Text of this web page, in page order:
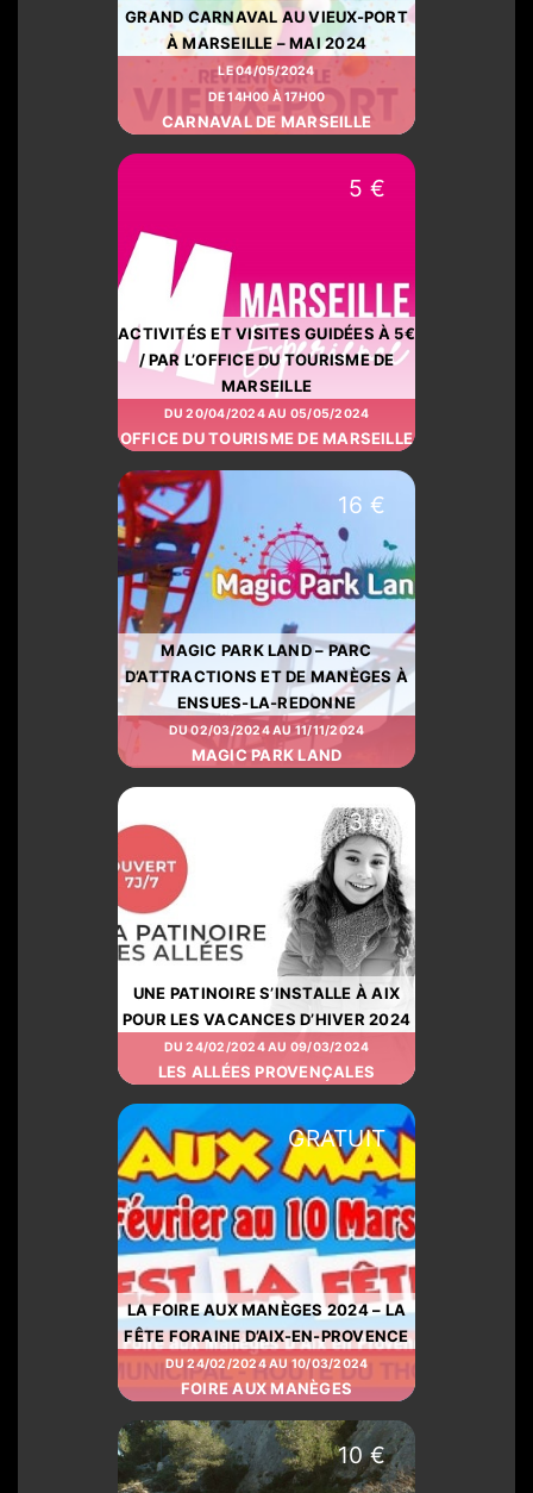
GRAND CARNAVAL AU VIEUX-PORT
À MARSEILLE – MAI 2024
LE 04/05/2024
DE 14H00 À 17H00
CARNAVAL DE MARSEILLE
5 €
ACTIVITÉS ET VISITES GUIDÉES À 5€
/ PAR L’OFFICE DU TOURISME DE
MARSEILLE
DU 20/04/2024 AU 05/05/2024
OFFICE DU TOURISME DE MARSEILLE
16 €
MAGIC PARK LAND – PARC
D’ATTRACTIONS ET DE MANÈGES À
ENSUES-LA-REDONNE
DU 02/03/2024 AU 11/11/2024
MAGIC PARK LAND
3 €
UNE PATINOIRE S’INSTALLE À AIX
POUR LES VACANCES D’HIVER 2024
DU 24/02/2024 AU 09/03/2024
LES ALLÉES PROVENÇALES
GRATUIT
LA FOIRE AUX MANÈGES 2024 – LA
FÊTE FORAINE D’AIX-EN-PROVENCE
DU 24/02/2024 AU 10/03/2024
FOIRE AUX MANÈGES
10 €